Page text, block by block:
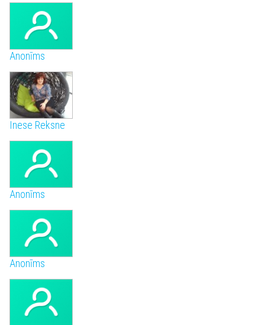
Anonīms
Inese Reksne
Anonīms
Anonīms